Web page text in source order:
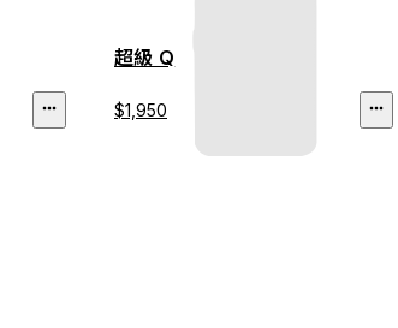
超級 Q
$1,950